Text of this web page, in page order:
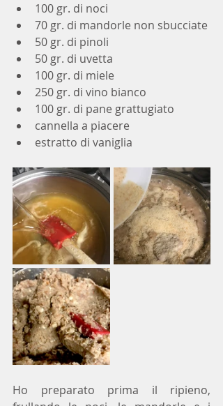
100 gr. di noci
70 gr. di mandorle non sbucciate
50 gr. di pinoli
50 gr. di uvetta
100 gr. di miele
250 gr. di vino bianco
100 gr. di pane grattugiato
cannella a piacere
estratto di vaniglia
Ho preparato prima il ripieno,